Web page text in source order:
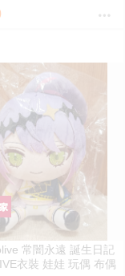
常闇永遠 誕生日記
衣裝 娃娃 玩偶 布偶